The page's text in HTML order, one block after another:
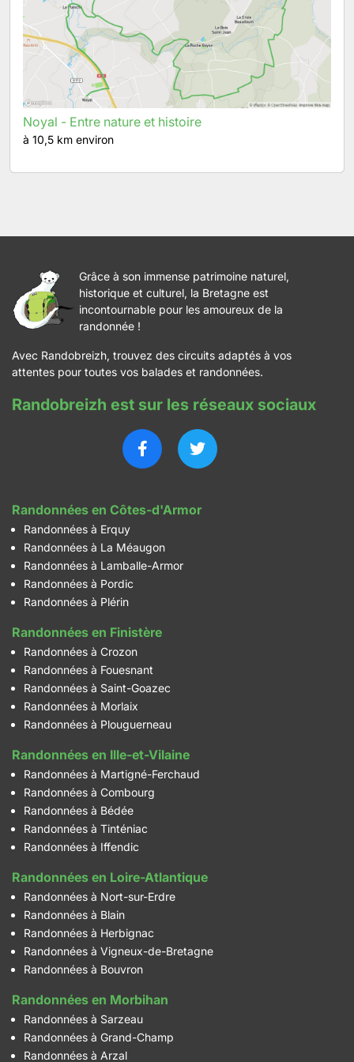
Noyal - Entre nature et histoire
à 10,5 km environ
Grâce à son immense patrimoine naturel,
historique et culturel, la Bretagne est
incontournable pour les amoureux de la
randonnée !
Avec Randobreizh, trouvez des circuits adaptés à vos
attentes pour toutes vos balades et randonnées.
Randobreizh est sur les réseaux sociaux
Randonnées en Côtes-d'Armor
Randonnées à Erquy
Randonnées à La Méaugon
Randonnées à Lamballe-Armor
Randonnées à Pordic
Randonnées à Plérin
Randonnées en Finistère
Randonnées à Crozon
Randonnées à Fouesnant
Randonnées à Saint-Goazec
Randonnées à Morlaix
Randonnées à Plouguerneau
Randonnées en Ille-et-Vilaine
Randonnées à Martigné-Ferchaud
Randonnées à Combourg
Randonnées à Bédée
Randonnées à Tinténiac
Randonnées à Iffendic
Randonnées en Loire-Atlantique
Randonnées à Nort-sur-Erdre
Randonnées à Blain
Randonnées à Herbignac
Randonnées à Vigneux-de-Bretagne
Randonnées à Bouvron
Randonnées en Morbihan
Randonnées à Sarzeau
Randonnées à Grand-Champ
Randonnées à Arzal